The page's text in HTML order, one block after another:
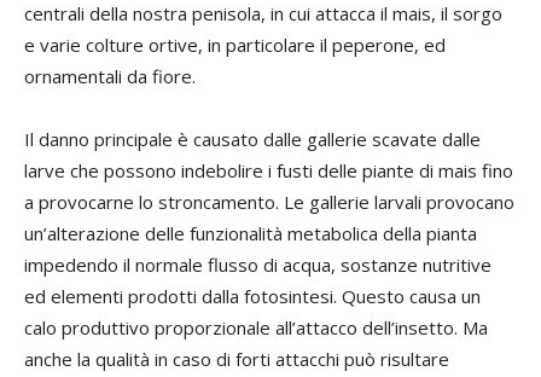
centrali della nostra penisola, in cui attacca il mais, il sorgo
e varie colture ortive, in particolare il peperone, ed
ornamentali da fiore.
Il danno principale è causato dalle gallerie scavate dalle
larve che possono indebolire i fusti delle piante di mais fino
a provocarne lo stroncamento. Le gallerie larvali provocano
un’alterazione delle funzionalità metabolica della pianta
impedendo il normale flusso di acqua, sostanze nutritive
ed elementi prodotti dalla fotosintesi. Questo causa un
calo produttivo proporzionale all’attacco dell’insetto. Ma
anche la qualità in caso di forti attacchi può risultare